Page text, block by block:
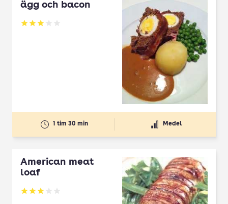
ägg och bacon
Betyg: 3.07 av 5
1 tim 30 min Medel
American meat
loaf
Betyg: 2.94 av 5